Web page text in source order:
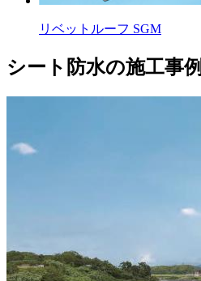
リベットルーフ SGM
シート防水の施工事例